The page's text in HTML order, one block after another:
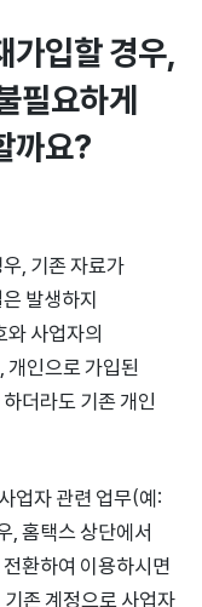
가입할 경우,
필요하게
까요?
, 기존 자료가
발생하지
사업자의
개인으로 가입된
더라도 기존 개인
업자 관련 업무(예:
, 홈택스 상단에서
환하여 이용하시면
존 계정으로 사업자